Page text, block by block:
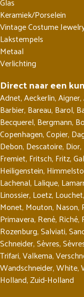
Keramiek/Porselein
Vintage Costume
Lakstempels
Metaal
Verlichting
Direct naar een
Adnet,Aeckerlin,Aigner,
Barbier, Bareau, Barol,
Becquerel, Bergmann,
Copenhagen,Copier,
Debon, Descatoire, Dior,
Fremiet, Fritsch, Fritz,
Heiligenstein,
Lachenal, Lalique,
Linossier, Loetz, Louchet,
Monet, Mouton, Nason,
Primavera, René, Riché,
Rozenburg,Salviati,
Schneider,Sèvres,
Trifari,Valkema,
Wandschneider,White,
Holland,Zuid-Holland